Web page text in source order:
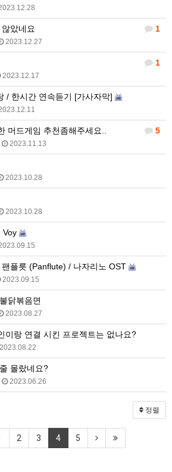
1
았네요
2023.12.27
1
2023.12.17
/ 한시간 연속듣기 [가사자막]
5
머드게임 추천좀해주세요..
2023.11.13
2023.10.28
2023.10.28
Voy
플릇 (Panflute) / 나자리노 OST
2023.09.15
닭볶음면
2023.08.27
이랑 연결 시킨 프로젝트는 없나요?
몰랐네요?
2023.06.26
정렬
2 3 4 5